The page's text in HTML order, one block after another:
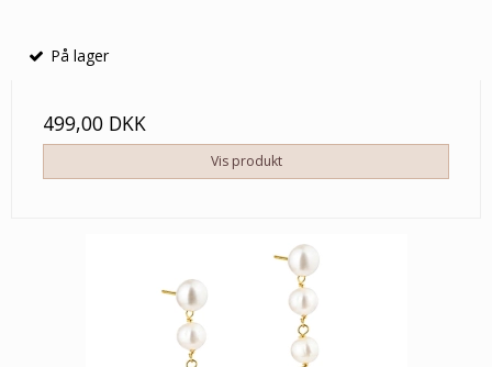
På lager
499,00 DKK
Vis produkt